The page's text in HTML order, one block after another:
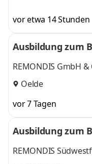
vor etwa 14 Stunden
Ausbildung zum
REMONDIS GmbH
Oelde
vor 7 Tagen
Ausbildung zum
REMONDIS